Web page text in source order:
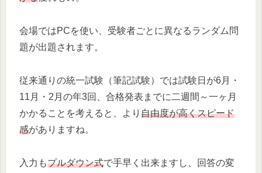
会場ではPCを使い、受験者ごとに異なるランダム問
題が出題されます。
従来通りの統一試験（筆記試験）では試験日が6月・
11月・2月の年3回、合格発表までに二週間～一ヶ月
かかることを考えると、より 自由度が高くスピード
感がありますね。
入力もプルダウン式で手早く出来ますし、回答の変